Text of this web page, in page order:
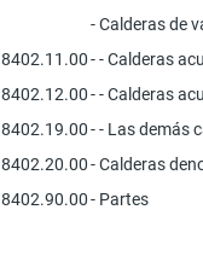
- Calderas de
8402.11.00- - Calderas
8402.12.00- - Calderas
8402.19.00- - Las demás
8402.20.00- Calderas
8402.90.00- Partes